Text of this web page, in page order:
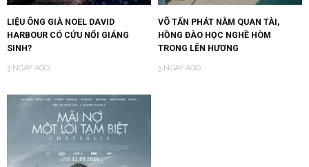
LIỆU ÔNG GIÀ NOEL DAVID
HARBOUR CÓ CỨU NỔI GIÁNG
SINH?
3 NGÀY AGO
VÕ TẤN PHÁT NẰM QUAN TÀI,
HỒNG ĐÀO HỌC NGHỀ HÒM
TRONG LÊN HƯƠNG
3 NGÀY AGO